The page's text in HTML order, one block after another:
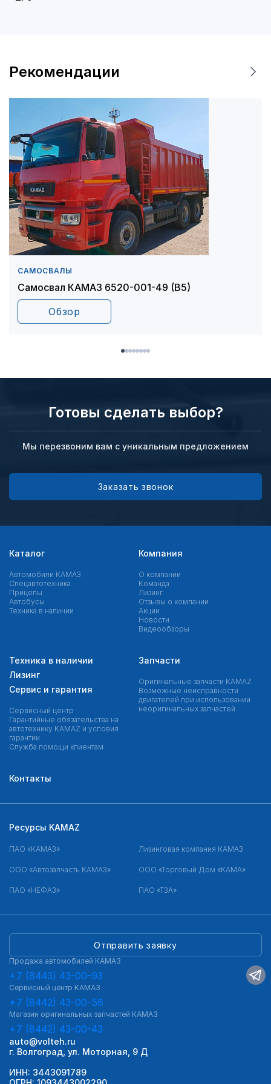
Рекомендации
САМОСВАЛЫ
Самосвал КАМАЗ 6520-001-49 (В5)
Обзор
Готовы сделать выбор?
Мы перезвоним вам с уникальным предложением
Заказать звонок
Каталог
Автомобили КАМАЗ
Спецавтотехника
Прицепы
Автобусы
Техника в наличии
Компания
О компании
Команда
Лизинг
Отзывы о компании
Акции
Новости
Видеообзоры
Техника в наличии
Лизинг
Сервис и гарантия
Сервисный центр
Гарантийные обязательства на
автотехнику KAMAZ и условия
гарантии
Служба помощи клиентам
Запчасти
Оригинальные запчасти КAMAZ
Возможные неисправности
двигателей при использовании
неоригинальных запчастей
Контакты
Отправить заявку
Продажа автомобилей КАМАЗ
+7 (8443) 43-00-93
Сервисный центр КАМАЗ
+7 (8442) 43-00-56
Магазин оригинальных запчастей КАМАЗ
+7 (8442) 43-00-43
auto@volteh.ru
г. Волгоград, ул. Моторная, 9 Д
ИНН: 3443091789
Ресурсы KAMAZ
ПАО «КАМАЗ» Лизинговая компания КАМАЗ
ООО «Автозапчасть КАМАЗ» ООО «Торговый Дом «КАМА»
ПАО «НЕФАЗ» ПАО «ТЗА»